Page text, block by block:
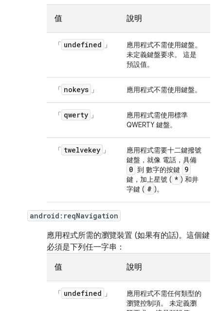
值 說明
「 undefined 」
應用程式不需使用鍵盤。
未定義鍵盤要求。 這是
預設值。
「 nokeys 」 應用程式不需使用鍵盤。
「 qwerty 」
應用程式需使用標準
QWERTY 鍵盤。
「 twelvekey 」
應用程式需要十二鍵撥號
鍵盤，就像 電話，具備
0 到 數字的按鍵 9
鍵，加上星號 ( * ) 和井
字鍵 ( # )。
android:reqNavigation
應用程式所需的瀏覽裝置 (如果有的話)。這個鍵
必須是下列任一字串：
值 說明
「 undefined 」
應用程式不需任何類型的
瀏覽控制項。 未定義瀏